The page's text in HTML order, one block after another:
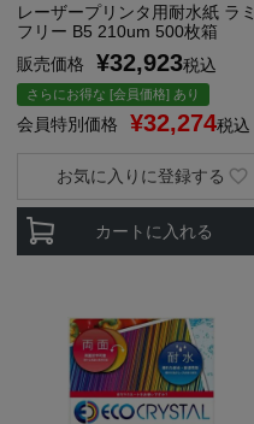
レーザープリンタ用耐水紙 ラミ
フリー B5 210um 500枚箱
販売価格
¥32,923税込
さらにお得な [会員価格] あり
会員特別価格 ¥32,274税込
カートに入れる
お気に入りに登録する